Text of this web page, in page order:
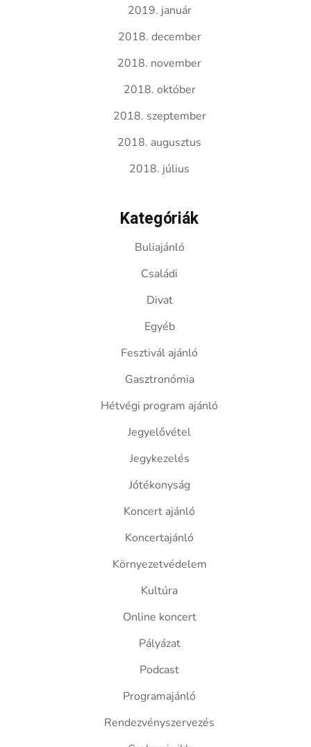
2019. január
2018. december
2018. november
2018. október
2018. szeptember
2018. augusztus
2018. július
Kategóriák
Buliajánló
Családi
Divat
Egyéb
Fesztivál ajánló
Gasztronómia
Hétvégi program ajánló
Jegyelővétel
Jegykezelés
Jótékonyság
Koncert ajánló
Koncertajánló
Környezetvédelem
Kultúra
Online koncert
Pályázat
Podcast
Programajánló
Rendezvényszervezés